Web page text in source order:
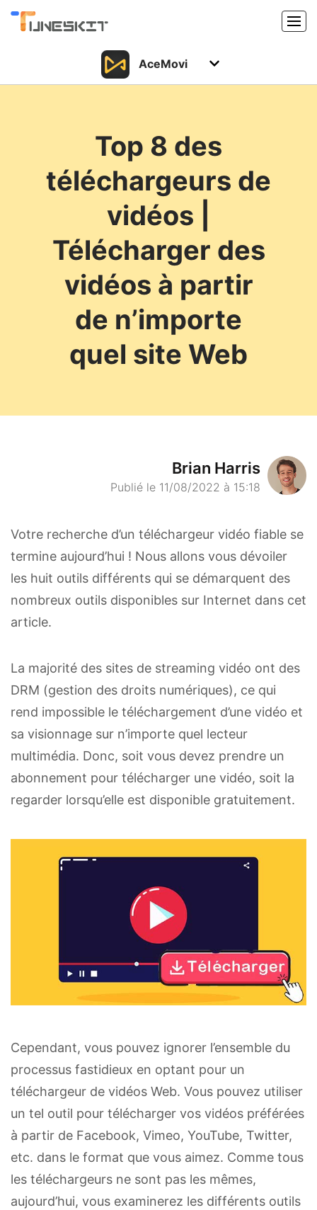
Produits
Support
Centre de téléchargement
AceMovi
Support
Ressources
Acheter
Top 8 des
téléchargeurs de
vidéos |
Télécharger des
vidéos à partir
de n’importe
quel site Web
Brian Harris
Publié le 11/08/2022 à 15:18
Votre recherche d’un téléchargeur vidéo fiable se
termine aujourd’hui ! Nous allons vous dévoiler
les huit outils différents qui se démarquent des
nombreux outils disponibles sur Internet dans cet
article.
La majorité des sites de streaming vidéo ont des
DRM (gestion des droits numériques), ce qui
rend impossible le téléchargement d’une vidéo et
sa visionnage sur n’importe quel lecteur
multimédia. Donc, soit vous devez prendre un
abonnement pour télécharger une vidéo, soit la
regarder lorsqu’elle est disponible gratuitement.
Cependant, vous pouvez ignorer l’ensemble du
processus fastidieux en optant pour un
téléchargeur de vidéos Web. Vous pouvez utiliser
un tel outil pour télécharger vos vidéos préférées
à partir de Facebook, Vimeo, YouTube, Twitter,
etc. dans le format que vous aimez. Comme tous
les téléchargeurs ne sont pas les mêmes,
aujourd’hui, vous examinerez les différents outils